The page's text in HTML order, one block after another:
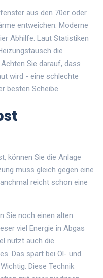
aus den 70er oder
entweichen. Moderne
Abhilfe. Laut Statistiken
die
Sie darauf, dass
wird - eine schlechte
besten Scheibe.
können Sie die Anlage
muss gleich gegen eine
reicht schon eine
Sie noch einen alten
viel Energie in Abgas
nutzt auch die
Das spart bei Öl- und
Diese Technik